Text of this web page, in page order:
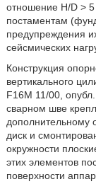
отношение H/D > 5
постаментам
предупреждения
сейсмических
Конструкция
вертикального
F16M 11/00,
сварном шве
дополнительному
диск и
окружности
этих элементов
поверхности